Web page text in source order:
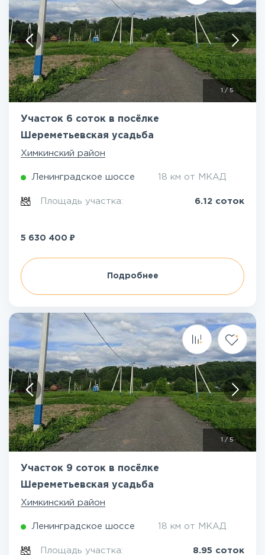
1 / 5
Участок 6 соток в посёлке
Шереметьевская усадьба
Химкинский район
Ленинградское шоссе 18 км от МКАД
Площадь участка: 6.12 соток
5 630 400 ₽
Подробнее
1 / 5
Участок 9 соток в посёлке
Шереметьевская усадьба
Химкинский район
Ленинградское шоссе 18 км от МКАД
Площадь участка: 8.95 соток